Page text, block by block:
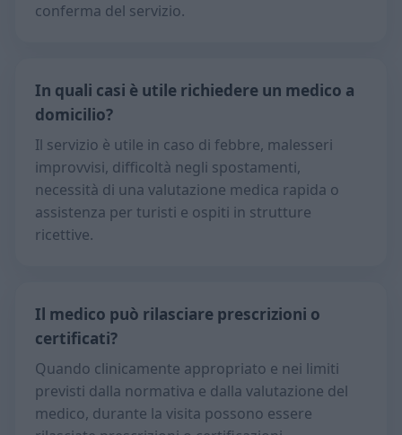
conferma del servizio.
In quali casi è utile richiedere un medico a
domicilio?
Il servizio è utile in caso di febbre, malesseri
improvvisi, difficoltà negli spostamenti,
necessità di una valutazione medica rapida o
assistenza per turisti e ospiti in strutture
ricettive.
Il medico può rilasciare prescrizioni o
certificati?
Quando clinicamente appropriato e nei limiti
previsti dalla normativa e dalla valutazione del
medico, durante la visita possono essere